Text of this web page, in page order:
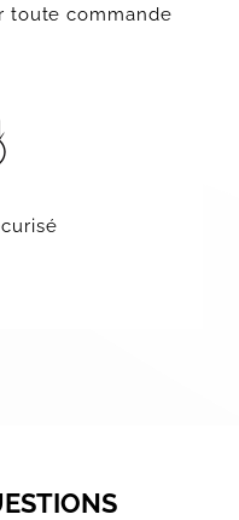
toute commande